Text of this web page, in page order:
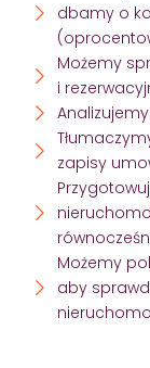
dbamy o
Możemy
i
zapisy
Możemy
aby